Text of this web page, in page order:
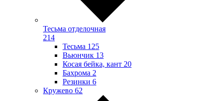
Тесьма отделочная
214
Тесьма 125
Вьюнчик 13
Косая бейка, кант 20
Бахрома 2
Резинки 6
Кружево 62